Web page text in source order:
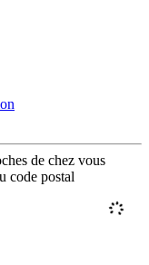
de chez vous
code postal